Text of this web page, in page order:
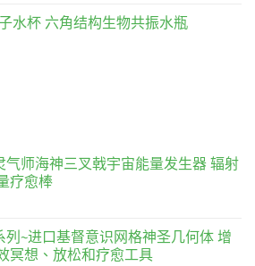
水杯 六角结构生物共振水瓶
气师海神三叉戟宇宙能量发生器 辐射
疗愈棒
列~进口基督意识网格神圣几何体 增
冥想、放松和疗愈工具